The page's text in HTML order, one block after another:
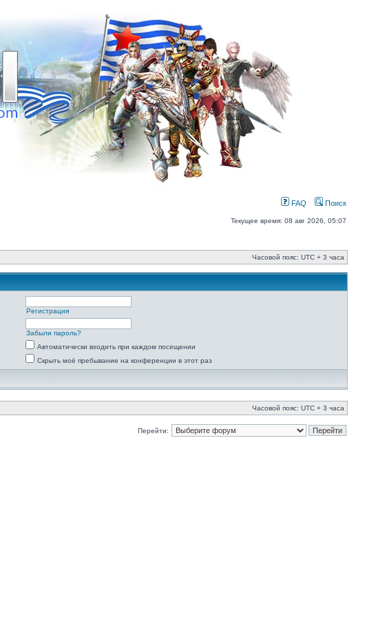
FAQ Поиск
Текущее время: 08 авг 2026, 05:07
Часовой пояс: UTC + 3 часа
Регистрация
Забыли пароль?
Автоматически входить при каждом посещении
Скрыть моё пребывание на конференции в этот раз
Часовой пояс: UTC + 3 часа
Перейти: